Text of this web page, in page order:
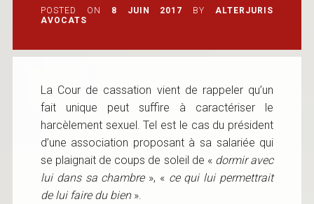
POSTED ON 8 JUIN 2017 BY
ALTERJURIS
AVOCATS
La Cour de cassation vient de rappeler qu’un
fait unique peut suffire à caractériser le
harcèlement sexuel. Tel est le cas du président
d’une association proposant à sa salariée qui
se plaignait de coups de soleil de « dormir avec
lui dans sa chambre», « ce qui lui permettrait
de lui faire du bien».